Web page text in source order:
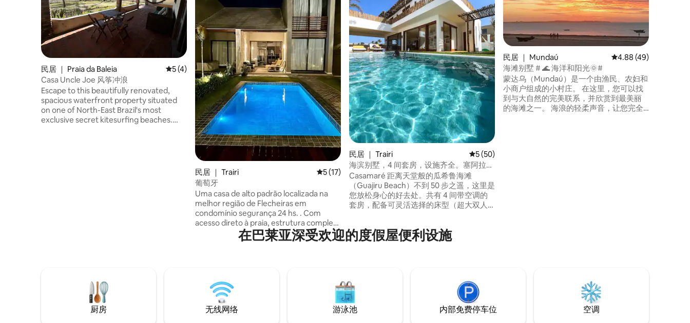
民居 ｜ Praia da Baleia 平均评分 5 分（满分 5 分），共 4 条评价
5 (4)
Casa Uncle Joe 风筝冲浪
Escape to this beautifully renovated,
spacious waterfront property situated
on one of North-East Brazil's most
exclusive secret kitesurfing beaches.
民居 ｜ Trairi 平均评分 5 分（满分 5 分），共 17 条评价
5 (17)
葡萄牙
Uma casa de alto padrão localizada na
melhor região de Flecheiras em
condomínio segurança 24 hs. . Com
acesso direto à praia, estrutura completa
de lazer e ambientes amplos e
confortáveis, este é o destino perfeito
民居 ｜ Trairi 平均评分 5 分（满分 5 分），共 50 条评价
5 (50)
海滨别墅，4 间套房，设施齐全。塞阿拉州
瓜吉鲁
Casamaré 距离天堂般的瓜希鲁海滩
（Guajiru Beach）不到 50 步之遥，这里是
您放松身心的好去处。共有 4 间带空调的
套房，配备可灵活选择的床型（超大双人
的浴缸、全功能厨房、烧烤设施、洗衣
房、光纤无线网络、车库、夜间保安和客
而言之，这里就是天堂。
民居 ｜ Mundaú 平均评分 4.88 分（满
4.88 (49)
海滩别墅 # 🌊 海洋和阳光🌞#
蒙达乌（Mundaú）是一个由渔民、农妇和
小商户组成的小村庄。 在这里，您可以找
到与大自然的完美联系，并欣赏到最美丽
的海滩之一。 海浪的轻柔声音，让您完全
在巴莱亚深受欢迎的度假屋便利设施
厨房 无线网络 游泳池 内部免费停车位 空调